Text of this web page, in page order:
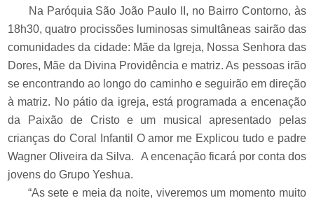
Na Paróquia São João Paulo II, no Bairro Contorno, às
18h30, quatro procissões luminosas simultâneas sairão das
comunidades da cidade: Mãe da Igreja, Nossa Senhora das
Dores, Mãe da Divina Providência e matriz. As pessoas irão
se encontrando ao longo do caminho e seguirão em direção
à matriz. No pátio da igreja, está programada a encenação
da Paixão de Cristo e um musical apresentado pelas
crianças do Coral Infantil O amor me Explicou tudo e padre
Wagner Oliveira da Silva.
A encenação ficará por conta dos
jovens do Grupo Yeshua.
“As sete e meia da noite, viveremos um momento muito